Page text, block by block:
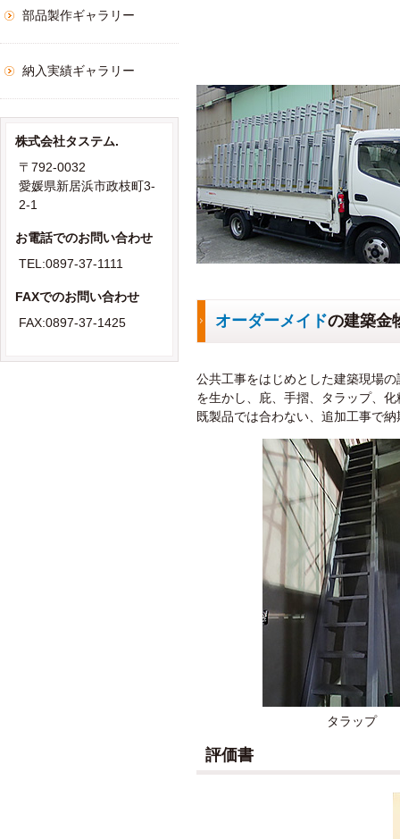
オーダーメイドの建築金
公共工事をはじめとした建築現場
を生かし、庇、手摺、タラップ、
既製品では合わない、追加工事で
タラップ
評価書
部品製作ギャラリー
納入実績ギャラリー
株式会社タステム.
〒792-0032
愛媛県新居浜市政枝町3-
2-1
お電話でのお問い合わせ
TEL:0897-37-1111
FAXでのお問い合わせ
FAX:0897-37-1425